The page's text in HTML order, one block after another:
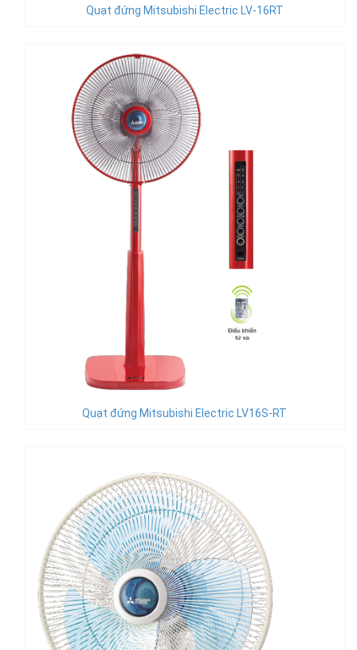
Quạt đứng Mitsubishi Electric LV-16RT
Quạt đứng Mitsubishi Electric LV16S-RT